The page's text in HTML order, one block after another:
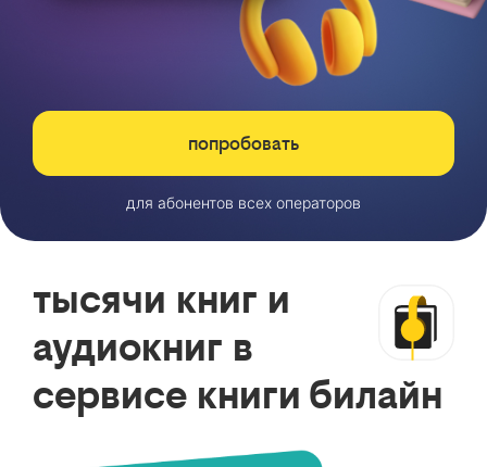
попробовать
для абонентов всех операторов
тысячи книг и
аудиокниг в
сервисе книги билайн